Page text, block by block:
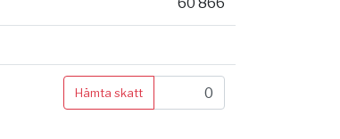
Hämta skatt